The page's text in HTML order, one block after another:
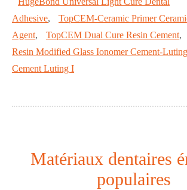
Adhesive,
TopCEM-Ceramic Primer
Agent, TopCEM Dual Cure Resin Cement,
Resin Modified Glass Ionomer Cement-Luting
Cement Luting I
Matériaux dentaires
populaires